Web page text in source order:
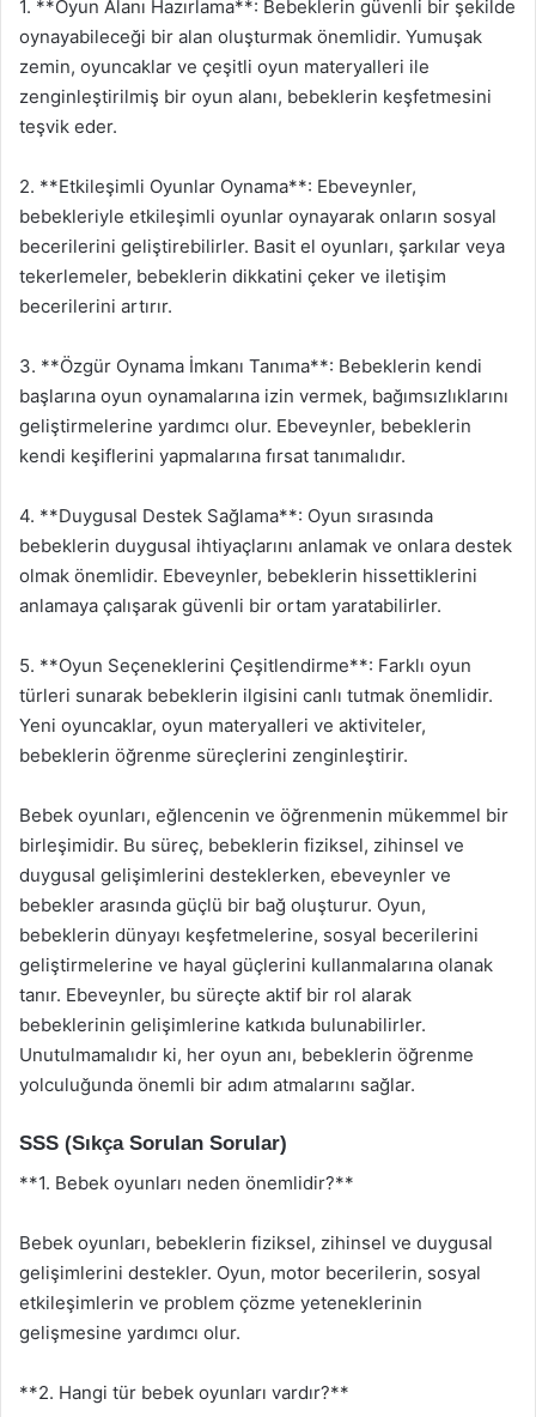
1. **Oyun Alanı Hazırlama**: Bebeklerin güvenli bir şekilde
oynayabileceği bir alan oluşturmak önemlidir. Yumuşak
zemin, oyuncaklar ve çeşitli oyun materyalleri ile
zenginleştirilmiş bir oyun alanı, bebeklerin keşfetmesini
teşvik eder.
2. **Etkileşimli Oyunlar Oynama**: Ebeveynler,
bebekleriyle etkileşimli oyunlar oynayarak onların sosyal
becerilerini geliştirebilirler. Basit el oyunları, şarkılar veya
tekerlemeler, bebeklerin dikkatini çeker ve iletişim
becerilerini artırır.
3. **Özgür Oynama İmkanı Tanıma**: Bebeklerin kendi
başlarına oyun oynamalarına izin vermek, bağımsızlıklarını
geliştirmelerine yardımcı olur. Ebeveynler, bebeklerin
kendi keşiflerini yapmalarına fırsat tanımalıdır.
4. **Duygusal Destek Sağlama**: Oyun sırasında
bebeklerin duygusal ihtiyaçlarını anlamak ve onlara destek
olmak önemlidir. Ebeveynler, bebeklerin hissettiklerini
anlamaya çalışarak güvenli bir ortam yaratabilirler.
5. **Oyun Seçeneklerini Çeşitlendirme**: Farklı oyun
türleri sunarak bebeklerin ilgisini canlı tutmak önemlidir.
Yeni oyuncaklar, oyun materyalleri ve aktiviteler,
bebeklerin öğrenme süreçlerini zenginleştirir.
Bebek oyunları, eğlencenin ve öğrenmenin mükemmel bir
birleşimidir. Bu süreç, bebeklerin fiziksel, zihinsel ve
duygusal gelişimlerini desteklerken, ebeveynler ve
bebekler arasında güçlü bir bağ oluşturur. Oyun,
bebeklerin dünyayı keşfetmelerine, sosyal becerilerini
geliştirmelerine ve hayal güçlerini kullanmalarına olanak
tanır. Ebeveynler, bu süreçte aktif bir rol alarak
bebeklerinin gelişimlerine katkıda bulunabilirler.
Unutulmamalıdır ki, her oyun anı, bebeklerin öğrenme
yolculuğunda önemli bir adım atmalarını sağlar.
SSS (Sıkça Sorulan Sorular)
**1. Bebek oyunları neden önemlidir?**
Bebek oyunları, bebeklerin fiziksel, zihinsel ve duygusal
gelişimlerini destekler. Oyun, motor becerilerin, sosyal
etkileşimlerin ve problem çözme yeteneklerinin
gelişmesine yardımcı olur.
**2. Hangi tür bebek oyunları vardır?**